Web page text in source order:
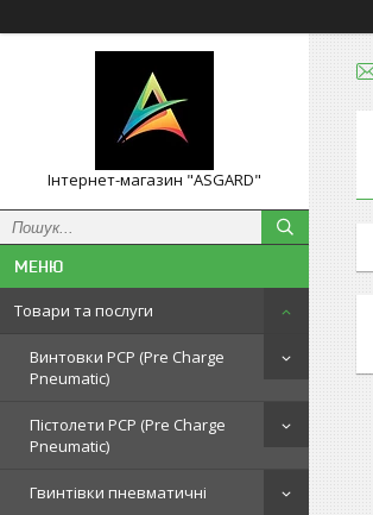
Інтернет-магазин "ASGARD"
Товари та послуги
Винтовки PCP (Pre Charge
Pneumatic)
Пістолети PCP (Pre Charge
Pneumatic)
Гвинтівки пневматичні